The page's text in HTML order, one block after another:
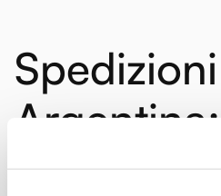
Argentina:
ivantaggi